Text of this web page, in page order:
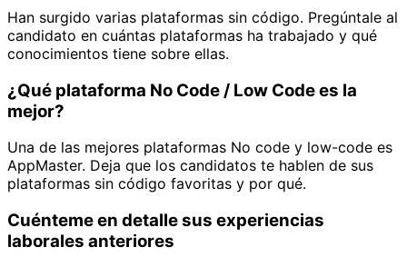
Han surgido varias plataformas sin código. Pregúntale al
candidato en cuántas plataformas ha trabajado y qué
conocimientos tiene sobre ellas.
¿Qué plataforma No Code / Low Code es la
mejor?
Una de las mejores plataformas No code y low-code es
AppMaster. Deja que los candidatos te hablen de sus
plataformas sin código favoritas y por qué.
Cuénteme en detalle sus experiencias
laborales anteriores